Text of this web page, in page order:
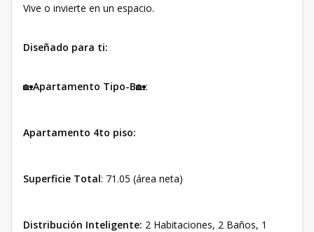
Vive o invierte en un espacio.
Diseñado para ti:
🏡Apartamento Tipo-B🏡:
Apartamento 4to piso:
Superficie Total: 71.05 (área neta)
Distribución Inteligente: 2 Habitaciones, 2 Baños, 1